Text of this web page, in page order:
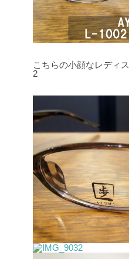
こちらの小顔なレディ
2